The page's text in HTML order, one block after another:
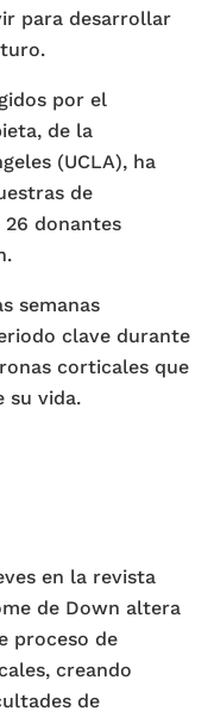
para desarrollar
por el
de la
(UCLA), ha
de
donantes
semanas
clave durante
corticales que
su vida.
en la revista
de Down altera
proceso de
creando
de